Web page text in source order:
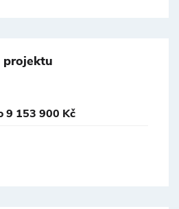
trasa B (cca 5 minut
výborná dostupnost do
metra, max. 15 minut. Je
dopravu s tím, že stanice
100 metrů od domu. Dále je
městské komunikace a
a rychlostní silnice na
projektu
9 153 900 Kč